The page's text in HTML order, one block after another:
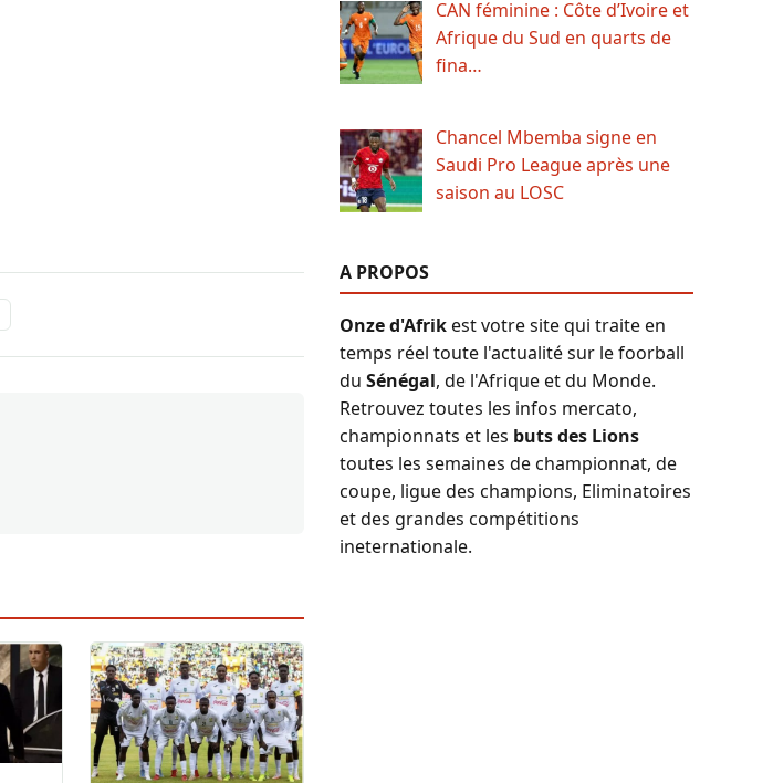
CAN féminine : Côte d’Ivoire et
Afrique du Sud en quarts de
fina…
Chancel Mbemba signe en
Saudi Pro League après une
saison au LOSC
A PROPOS
Onze d'Afrikest votre site qui traite en
temps réel toute l'actualité sur le foorball
du Sénégal, de l'Afrique et du Monde.
Retrouvez toutes les infos mercato,
championnats et les buts des Lions
toutes les semaines de championnat, de
coupe, ligue des champions, Eliminatoires
et des grandes compétitions
ineternationale.